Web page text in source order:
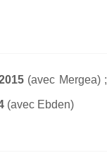
(avec Mergea) ;
(avec Ebden)